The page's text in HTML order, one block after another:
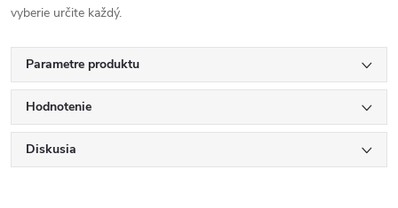
vyberie určite každý.
Parametre produktu
Hodnotenie
Diskusia